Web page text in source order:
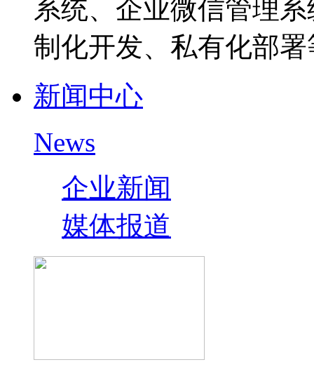
系统、企业微信管理
制化开发、私有化部
新闻中心
News
企业新闻
媒体报道